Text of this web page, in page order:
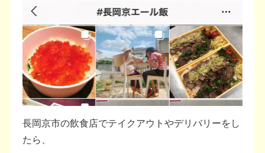
長岡京市の飲食店でテイクアウトやデリバリーをし
たら、